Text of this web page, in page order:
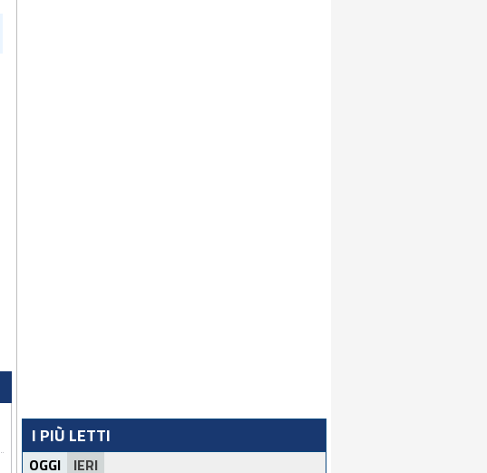
I PIÙ LETTI
OGGI IERI